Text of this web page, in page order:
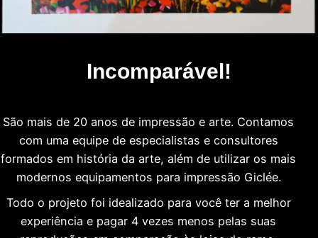
Incomparável!
São mais de 20 anos de impressão e arte. Contamos
com uma equipe de especialistas e consultores
formados em história da arte, além de utilizar os mais
modernos equipamentos para impressão Giclée.
Todo o projeto foi idealizado para você ter a melhor
experiência e pagar 4 vezes menos pelas suas